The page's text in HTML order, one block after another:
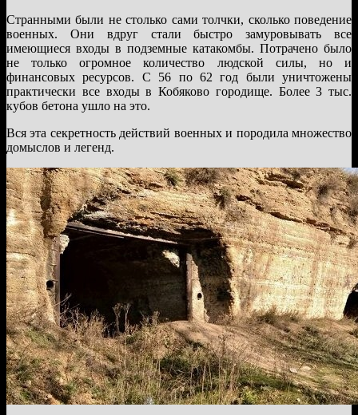
Странными были не столько сами толчки, сколько поведение
военных. Они вдруг стали быстро замуровывать все
имеющиеся входы в подземные катакомбы. Потрачено было
не только огромное количество людской силы, но и
финансовых ресурсов. С 56 по 62 год были уничтожены
практически все входы в Кобяково городище. Более 3 тыс.
кубов бетона ушло на это.
Вся эта секретность действий военных и породила множество
домыслов и легенд.